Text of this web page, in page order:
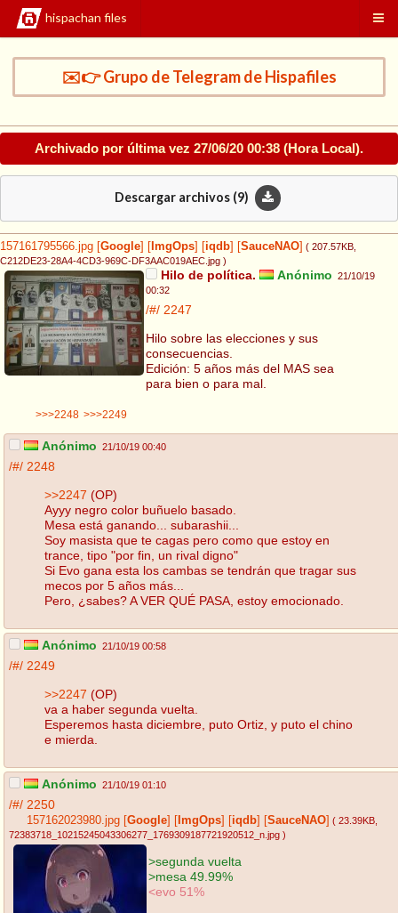
hispachan files
✉️👉 Grupo de Telegram de Hispafiles
Archivado por última vez 27/06/20 00:38 (Hora Local).
Descargar archivos (9)
157161795566.jpg Google ImgOps iqdb SauceNAO ( 207.57KB
C212DE23-28A4-4CD3-969C-DF3AAC019AEC.jpg )
Hilo de política. Anónimo 21/10/19
00:32
/#/ 2247
Hilo sobre las elecciones y sus
consecuencias.
Edición: 5 años más del MAS sea
para bien o para mal.
>>>2248 >>>2249
Anónimo 21/10/19 00:40
/#/ 2248
>>2247 (OP)
Ayyy negro color buñuelo basado.
Mesa está ganando... subarashii...
Soy masista que te cagas pero como que estoy en
trance, tipo "por fin, un rival digno"
Si Evo gana esta los cambas se tendrán que tragar sus
mecos por 5 años más...
Pero, ¿sabes? A VER QUÉ PASA, estoy emocionado.
Anónimo 21/10/19 00:58
/#/ 2249
>>2247 (OP)
va a haber segunda vuelta.
Esperemos hasta diciembre, puto Ortiz, y puto el chino
e mierda.
Anónimo 21/10/19 01:10
/#/ 2250
157162023980.jpg Google ImgOps iqdb SauceNAO ( 23.39KB
72383718_10215245043306277_1769309187721920512_n.jpg )
>segunda vuelta
>mesa 49.99%
<evo 51%